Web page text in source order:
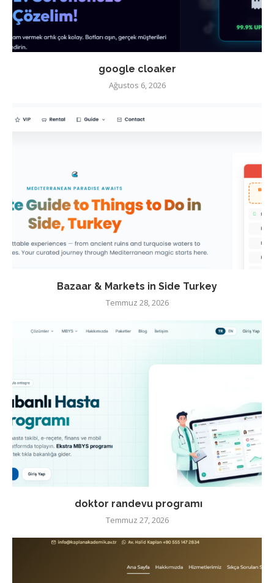
google cloaker
Ağustos 6, 2026
Bazaar & Markets in Side Turkey
Temmuz 28, 2026
doktor randevu programı
Temmuz 27, 2026